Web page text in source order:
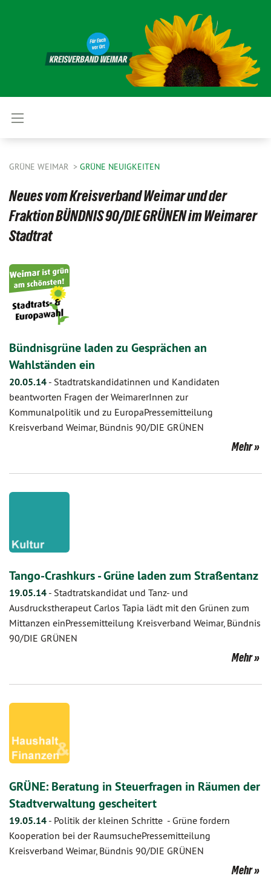
GRÜNE WEIMAR GRÜNE NEUIGKEITEN
Neues vom Kreisverband Weimar und der
Fraktion BÜNDNIS 90/DIE GRÜNEN im Weimarer
Stadtrat
Bündnisgrüne laden zu Gesprächen an
Wahlständen ein
20.05.14 - Stadtratskandidatinnen und Kandidaten
beantworten Fragen der WeimarerInnen zur
Kommunalpolitik und zu EuropaPressemitteilung
Kreisverband Weimar, Bündnis 90/DIE GRÜNEN
Mehr
Tango-Crashkurs - Grüne laden zum Straßentanz
19.05.14 - Stadtratskandidat und Tanz- und
Ausdruckstherapeut Carlos Tapia lädt mit den Grünen zum
Mittanzen einPressemitteilung Kreisverband Weimar, Bündnis
90/DIE GRÜNEN
Mehr
GRÜNE: Beratung in Steuerfragen in Räumen der
Stadtverwaltung gescheitert
19.05.14 - Politik der kleinen Schritte - Grüne fordern
Kooperation bei der RaumsuchePressemitteilung
Kreisverband Weimar, Bündnis 90/DIE GRÜNEN
Mehr